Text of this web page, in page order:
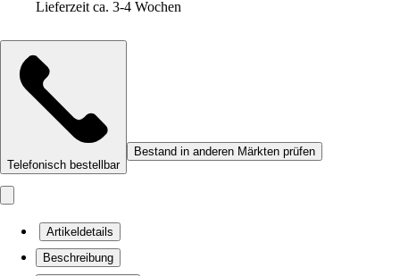
Lieferzeit ca. 3-4 Wochen
Telefonisch bestellbar
Bestand in anderen Märkten prüfen
Artikeldetails
Beschreibung